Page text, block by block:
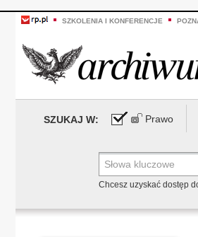
SZKOLENIA I KONFERENCJE
SZUKAJ W: Prawo
Chcesz uzyskać dostęp